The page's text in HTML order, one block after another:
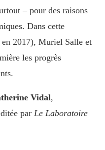
– pour des raisons
Dans cette
2017), Muriel Salle et
les progrès
Vidal,
par Le Laboratoire